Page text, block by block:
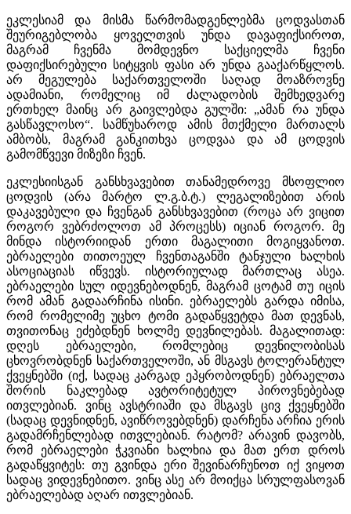
ეკლესიამ და მისმა წარმომადგენლებმა ცოდვასთან
შეურიგებლობა ყოველთვის უნდა დავაფიქსიროთ,
მაგრამ ჩვენმა მომდევნო საქციელმა ჩვენი
დაფიქსირებული სიტყვის ფასი არ უნდა გააქარწყლოს.
არ მეგულება საქართველოში საღად მოაზროვნე
ადამიანი, რომელიც იმ ძალადობის შემხედვარე
ერთხელ მაინც არ გაივლებდა გულში: „ამან რა უნდა
გასწავლოსო“. სამწუხაროდ ამის მთქმელი მართალს
ამბობს, მაგრამ განკითხვა ცოდვაა და ამ ცოდვის
გამომწვევი მიზეზი ჩვენ.
ეკლესიისგან განსხვავებით თანამედროვე მსოფლიო
ცოდვის (არა მარტო ლ.გ.ბ.ტ.) ლეგალიზებით არის
დაკავებული და ჩვენგან განსხვავებით (როცა არ ვიცით
როგორ ვებრძოლოთ ამ პროცესს) იციან როგორ. მე
მინდა ისტორიიდან ერთი მაგალითი მოგიყვანოთ.
ებრაელები თითოეულ ჩვენთაგანში ტანჯული ხალხის
ასოციაციას იწვევს. ისტორიულად მართლაც ასეა.
ებრაელები სულ იდევნებოდნენ, მაგრამ ცოტამ თუ იცის
რომ ამან გადაარჩინა ისინი. ებრაელებს გარდა იმისა,
რომ რომელიმე უცხო ტომი გადაწყვეტდა მათ დევნას,
თვითონაც ეძებდნენ ხოლმე დევნილებას. მაგალითად:
დღეს ებრაელები, რომლებიც დევნილობისას
ცხოვრობდნენ საქართველოში, ან მსგავს ტოლერანტულ
ქვეყნებში (იქ, სადაც კარგად ეპყრობოდნენ) ებრაელთა
შორის ნაკლებად ავტორიტეტულ პიროვნებებად
ითვლებიან. ვინც ავსტრიაში და მსგავს ცივ ქვეყნებში
(სადაც დევნიდნენ, ავიწროვებდნენ) დარჩენა არჩია ერის
გადამრჩენლებად ითვლებიან. რატომ? არავინ დავობს,
რომ ებრაელები ჭკვიანი ხალხია და მათ ერთ დროს
გადაწყვიტეს: თუ გვინდა ერი შევინარჩუნოთ იქ ვიყოთ
სადაც ვიდევნებითო. ვინც ასე არ მოიქცა სრულფასოვან
ებრაელებად აღარ ითვლებიან.